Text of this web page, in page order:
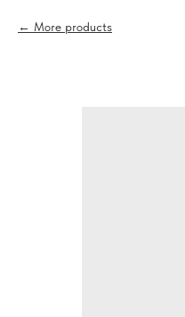
More products